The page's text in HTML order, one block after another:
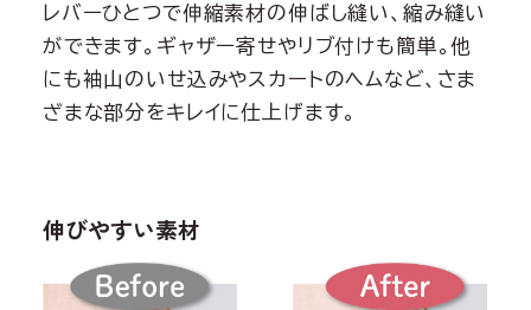
レバーひとつで伸縮素材の伸ばし縫い、縮み縫い
ができます。ギャザー寄せやリブ付けも簡単。他
にも袖山のいせ込みやスカートのヘムなど、さま
ざまな部分をキレイに仕上げます。
伸びやすい素材